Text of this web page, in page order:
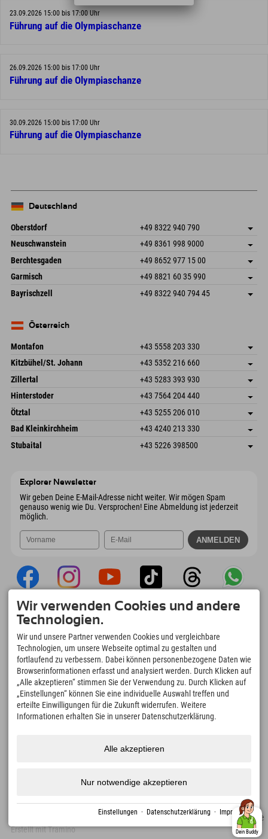
23.09.2026 15:00 bis 17:00 Uhr
Führung auf die Olympiaschanze
26.09.2026 15:00 bis 17:00 Uhr
Führung auf die Olympiaschanze
30.09.2026 15:00 bis 17:00 Uhr
Führung auf die Olympiaschanze
Deutschland
Oberstdorf +49 8322 940 790
An der Breitach 3
Deutschland
Adresse speichern
Buchen
Neuschwanstein +49 8361 998 9000
An der Riese 45
87484 Nesselwang im Allgäu
Deutschland
Adresse speichern
Anreiseinfos
Buchen
Berchtesgaden +49 8652 977 15 00
Hofreitstr. 7
Deutschland
Adresse speichern
Buchen
Garmisch +49 8821 60 35 990
Frickenstraße 22
82490 Farchant
Adresse speichern
Anreiseinfos
Bayrischzell +49 8322 940 794 45
Deutschland
Österreich
Montafon +43 5558 203 330
Dorfstr. 127b
6793 Gaschurn/Montafon
Österreich
Adresse speichern
Buchen
Kitzbühel/St. Johann +43 5352 216 660
Speckbacherstraße 87
6380 St. Johann in Tirol
Österreich
Adresse speichern
Anreiseinfos
Buchen
Zillertal +43 5283 393 930
Schmiedau 2
Österreich
Adresse speichern
Buchen
Hinterstoder +43 7564 204 440
Freizeitpark 10
4573 Hinterstoder
Österreich
Adresse speichern
Anreiseinfos
Buchen
Ötztal +43 5255 206 010
Gscheat 14
Österreich
Adresse speichern
Buchen
Bad Kleinkirchheim +43 4240 213 330
Dorfstraße 24
9546 Bad Kleinkirchheim
Adresse speichern
Anreiseinfos
Stubaital +43 5226 398500
Explorer Newsletter
Wir geben Deine E-Mail-Adresse nicht weiter. Wir mögen Spam
genauso wenig wie Du. Versprochen! Eine Abmeldung ist jederzeit
möglich.
Explorer App
Upload Deiner #ExplorerMoments, Mein
Explorer To Go mit Buchungsübersicht,
Bucketlist, Restaurantübersicht uvm. Jetzt
downloaden!
Zeit für Explorer Moments
166 4.634km
Pisten zum Skifahren und
97
Barrierefreiheit Presse Nachhaltigkeitszertifikate
Erstellt mit Tramino
Dein Buddy
Wir verwenden Cookies und andere
Technologien.
Wir und unsere Partner verwenden Cookies und vergleichbare
Technologien, um unsere Webseite optimal zu gestalten und
fortlaufend zu verbessern. Dabei können personenbezogene Daten wie
Browserinformationen erfasst und analysiert werden. Durch Klicken auf
„Alle akzeptieren“ stimmen Sie der Verwendung zu. Durch Klicken auf
„Einstellungen“ können Sie eine individuelle Auswahl treffen und
erteilte Einwilligungen für die Zukunft widerrufen. Weitere
Informationen erhalten Sie in unserer Datenschutzerklärung.
Alle akzeptieren
Nur notwendige akzeptieren
Einstellungen · Datenschutzerklärung · Impressum